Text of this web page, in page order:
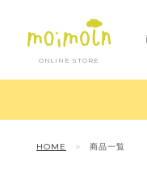
ONLINE STORE
HOME 商品一覧